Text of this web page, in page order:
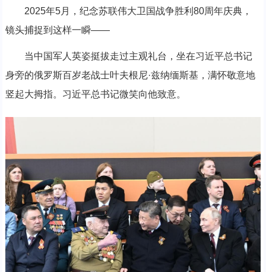
2025年5月，纪念苏联伟大卫国战争胜利80周年庆典，
镜头捕捉到这样一瞬——
当中国军人英姿挺拔走过主观礼台，坐在习近平总书记
身旁的俄罗斯百岁老战士叶夫根尼·兹纳缅斯基，满怀敬意地
竖起大拇指。习近平总书记微笑向他致意。